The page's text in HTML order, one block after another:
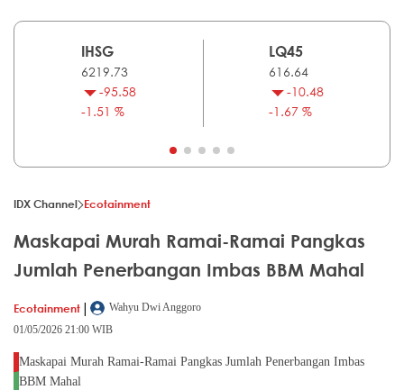
IHSG
6219.73
-95.58
-1.51 %
LQ45
616.64
-10.48
-1.67 %
IDX Channel Ecotainment
Maskapai Murah Ramai-Ramai Pangkas
Jumlah Penerbangan Imbas BBM Mahal
Ecotainment |
Wahyu Dwi Anggoro
01/05/2026 21:00 WIB
Maskapai Murah Ramai-Ramai Pangkas Jumlah Penerbangan Imbas
BBM Mahal